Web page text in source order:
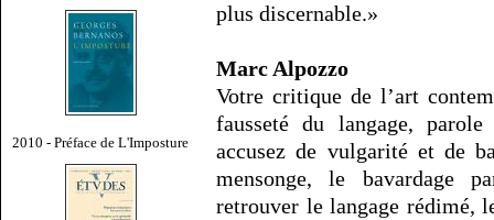
2010 - Préface de L'Imposture
plus discernable.»
Marc Alpozzo
Votre critique de l’art
fausseté du langage,
accusez de vulgarité et de
mensonge, le bavardage
retrouver le langage rédimé,